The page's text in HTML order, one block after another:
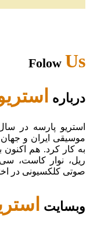
FolowUs
درباره
موسیقی ایران و جهان
به کار کرد. هم
ریل، نوار کاست،
صوتی کلکسیونی در
وبسایت